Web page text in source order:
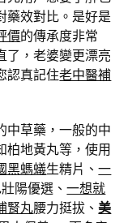
藥效對比。是好是
價的傳承度非常
了，老婆變更漂亮
認真記住老中醫補
中草藥，一般的中
柏地黃丸等，使用
黑螞蟻生精片、一
陽優選、一想就
腎丸腰力挺拔、美